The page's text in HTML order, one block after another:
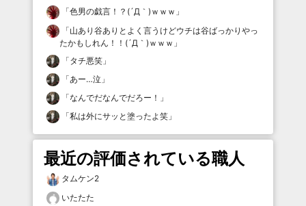
「色男の戯言！？(´Д｀)ｗｗｗ 」
「山あり谷ありとよく言うけどウチは谷ばっかりやっ
たかもしれん！！(´Д｀)ｗｗｗ 」
「タチ悪笑 」
「あー…泣 」
「なんでだなんでだろー！ 」
「私は外にサッと塗ったよ笑 」
最近の評価されている職人
タムケン2
いたたた